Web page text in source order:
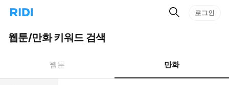
리
홈
으
턴
트
검
로그인
웹툰/만화 키워드 검색
웹툰 만화